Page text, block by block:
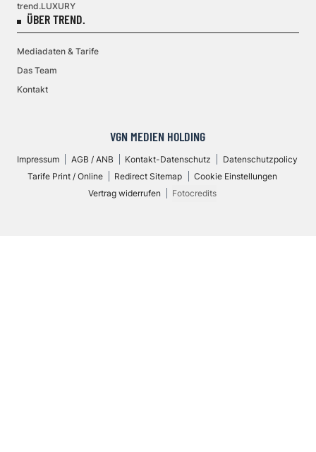
trend.LUXURY
ÜBER TREND.
Mediadaten & Tarife
Das Team
Kontakt
VGN MEDIEN HOLDING
Impressum AGB / ANB Kontakt-Datenschutz
Datenschutzpolicy
Tarife Print / Online
Redirect Sitemap
Cookie Einstellungen
Vertrag widerrufen
Fotocredits